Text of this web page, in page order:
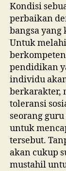
Kondisi
perbaikan
bangsa
Untuk
pendidikan
individu
berkarakter,
toleransi
seorang
untuk
tersebut.
akan cukup
mustahil